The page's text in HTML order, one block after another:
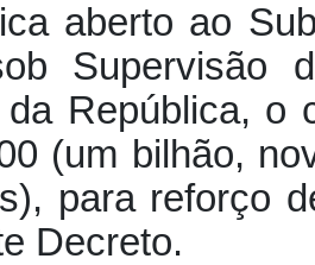
aberto ao
Supervisão
da República, o
(um bilhão,
para reforço
Decreto.